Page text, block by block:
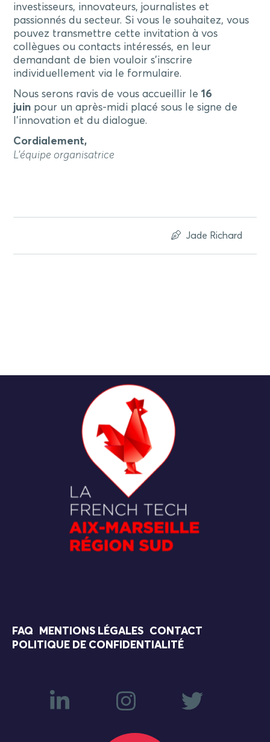
investisseurs, innovateurs, journalistes et
passionnés du secteur. Si vous le souhaitez, vous
pouvez transmettre cette invitation à vos
collègues ou contacts intéressés, en leur
demandant de bien vouloir s’inscrire
individuellement via le formulaire.
Nous serons ravis de vous accueillir le16
juin pour un après-midi placé sous le signe de
l’innovation et du dialogue.
Cordialement,
L’équipe organisatrice
Jade Richard
FAQ MENTIONS LÉGALES
CONTACT
POLITIQUE DE CONFIDENTIALITÉ